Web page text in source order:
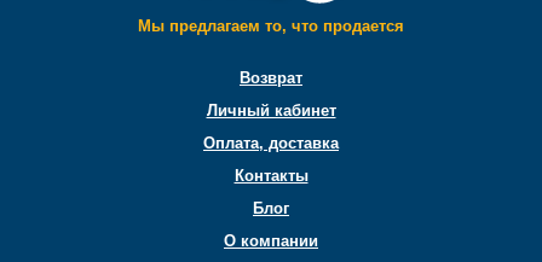
Мы предлагаем то, что продается
Возврат
Личный кабинет
Оплата, доставка
Контакты
Блог
О компании